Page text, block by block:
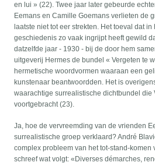
en lui » (22). Twee jaar later gebeurde
Eemans en Camille Goemans verlieten de
laatste niet tot eer strekten. Het toeval dat
geschiedenis zo vaak ingrijpt heeft gewild
datzelfde jaar - 1930 - bij de door hem
uitgeverij Hermes de bundel « Vergeten te
hermetische woordvormen waaraan een
kunstenaar beantwoordden. Het is
waarachtige surrealistische dichtbundel die
voortgebracht (23).
Ja, hoe de vervreemding van de vrienden
surrealistische groep verklaard? André
complex probleem van het tot-stand-komen
schreef wat volgt: «Diverses démarches,